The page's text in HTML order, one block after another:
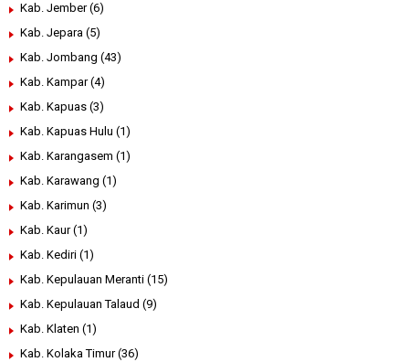
Kab. Jember (6)
Kab. Jepara (5)
Kab. Jombang (43)
Kab. Kampar (4)
Kab. Kapuas (3)
Kab. Kapuas Hulu (1)
Kab. Karangasem (1)
Kab. Karawang (1)
Kab. Karimun (3)
Kab. Kaur (1)
Kab. Kediri (1)
Kab. Kepulauan Meranti (15)
Kab. Kepulauan Talaud (9)
Kab. Klaten (1)
Kab. Kolaka Timur (36)